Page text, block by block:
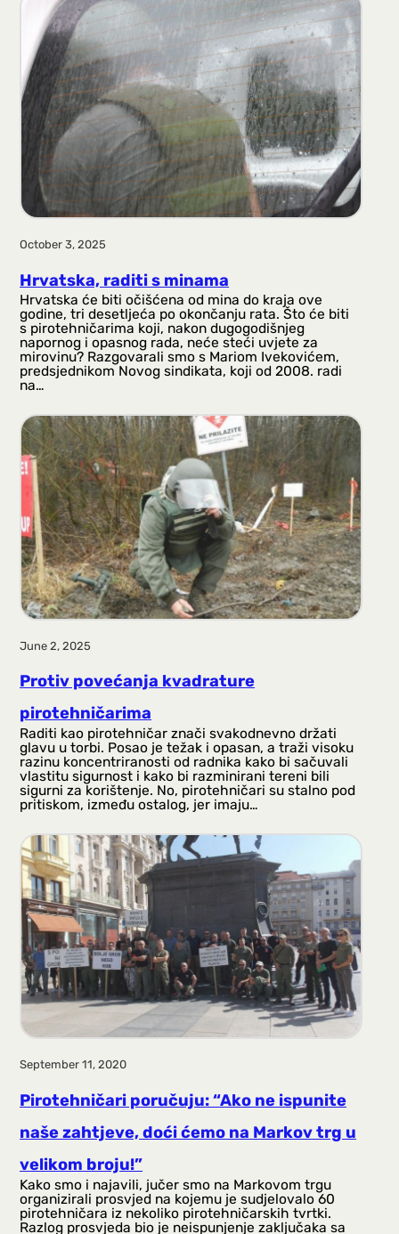
October 3, 2025
Hrvatska, raditi s minama
Hrvatska će biti očišćena od mina do kraja ove
godine, tri desetljeća po okončanju rata. Što će biti
s pirotehničarima koji, nakon dugogodišnjeg
napornog i opasnog rada, neće steći uvjete za
mirovinu? Razgovarali smo s Mariom Ivekovićem,
predsjednikom Novog sindikata, koji od 2008. radi
na…
June 2, 2025
Protiv povećanja kvadrature
pirotehničarima
Raditi kao pirotehničar znači svakodnevno držati
glavu u torbi. Posao je težak i opasan, a traži visoku
razinu koncentriranosti od radnika kako bi sačuvali
vlastitu sigurnost i kako bi razminirani tereni bili
sigurni za korištenje. No, pirotehničari su stalno pod
pritiskom, između ostalog, jer imaju…
September 11, 2020
Pirotehničari poručuju: “Ako ne ispunite
naše zahtjeve, doći ćemo na Markov trg u
velikom broju!”
Kako smo i najavili, jučer smo na Markovom trgu
organizirali prosvjed na kojemu je sudjelovalo 60
pirotehničara iz nekoliko pirotehničarskih tvrtki.
Razlog prosvjeda bio je neispunjenje zaključaka sa